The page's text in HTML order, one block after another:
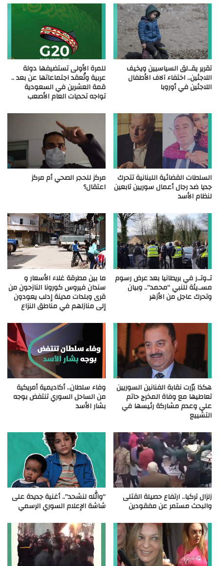
تقرير يقـ.لق السياسيين ويخيف
اللاجئين.. اختفاء آلاف الأطفال
اللاجئين في أوروبا
للمرة الأولى تستضيفها دولة
عربية وتُعقد اجتماعاتها عن بعد ..
قمة العشرين في السعودية
تواجه تحديات العام الأصعب
السلطات القضائية اللبنانية تتحرك
جديا ضد رجال أعمال سوريين تابعين
لنظام الأسد
مركز للحجر الصحي أم مركز
اعتقال؟
تـ.وتـ.ر في بريطانيا بعد عرض رسوم
مسـ.يئة للنبي “محمد”.. وبيان
وتحرك عاجل من الأزهر
ما بين مطرقة غلاء الأسعار و
سندان فيروس كورونا النازحون من
قرى وبلدات مدينة إدلب يعودون
إلى منازلهم في مناطق النزاع
هكذا برّرت نقابة الفنانين السوريين
تعاطيها مع وفاة المخرج حاتم
علي وعدم مشاركة رئيسها في
التشييع
وفاء سلطان.. أكاديمية أمريكية
من الساحل السوري تنتفض بوجه
بشار الأسد
زلزال تركيا.. ارتفاع حصيلة القتلى
والبحث مستمر عن مفقودين
“والله لنشحد”.. أغنية جديدة على
شاشة الإعلام السوري الرسمي